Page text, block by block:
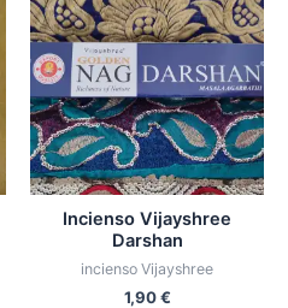
Incienso Vijayshree
Darshan
incienso Vijayshree
1,90€